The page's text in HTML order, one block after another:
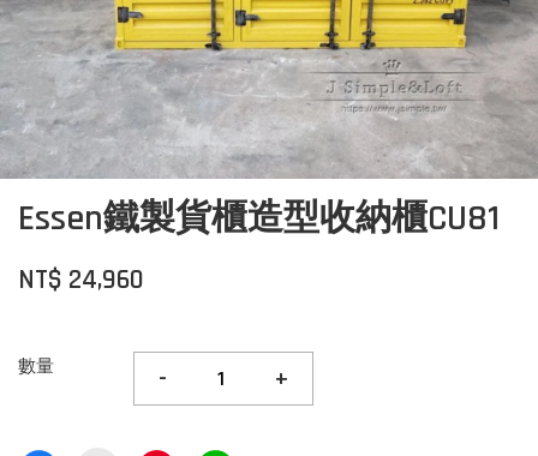
Essen鐵製貨櫃造型收納櫃CU81
NT$ 24,960
數量 - +